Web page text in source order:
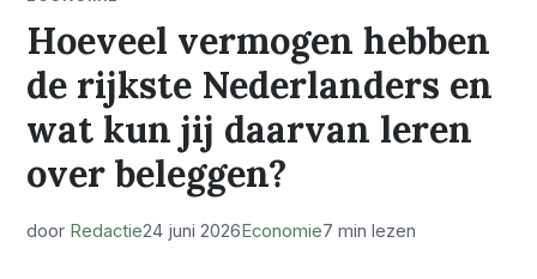
Hoeveel vermogen hebben
de rijkste Nederlanders en
wat kun jij daarvan leren
over beleggen?
door Redactie24 juni 2026Economie7 min lezen